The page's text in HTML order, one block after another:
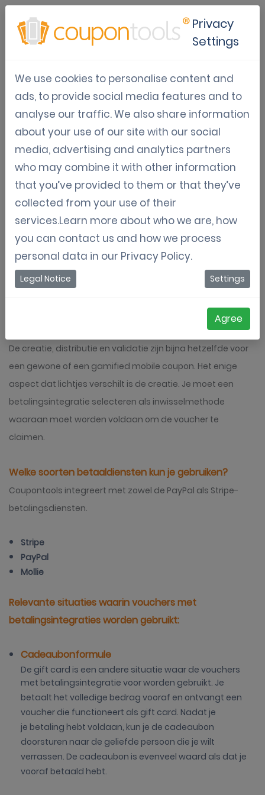
Vouchers met
betalingsintegratie
Digitale vouchers
Feb 03, 2020
Jordy Aengeveld
Vouchers met betalingsintegratie
Het Coupontools-platform maakt het mogelijk om
vouchers met betalingsintegratie te creëren en te
verspreiden. Het klinkt misschien een beetje vreemd op
voorhand, betalen voor een korting, maar het is allemaal
logisch op het einde. Lees meer over de functies en het
De creatie, distributie en validatie zijn bijna hetzelfde voor
een gewone of een gamified mobile coupon. Het enige
aspect dat lichtjes verschilt is de creatie. Je moet een
betalingsintegratie selecteren als inwisselmethode
waaraan moet worden voldaan om de voucher te
claimen.
Welke soorten betaaldiensten kun je gebruiken?
Coupontools integreert met zowel de PayPal als Stripe-
betalingsdiensten.
Stripe
PayPal
Mollie
Relevante situaties waarin vouchers met
betalingsintegraties worden gebruikt:
Cadeaubonformule
De gift card is een andere situatie waar de vouchers
met betalingsintegratie voor worden gebruikt. Je
betaalt het volledige bedrag vooraf en ontvangt een
voucher die functioneert als gift card. Nadat je
je betaling hebt voldaan, kun je de cadeaubon
doorsturen naar de geliefde persoon die je wilt
verrassen. De cadeaubon is evenveel waard als dat je
vooraf betaald hebt.
Privacy
Settings
We use cookies to personalise content and
ads, to provide social media features and to
analyse our traffic. We also share information
about your use of our site with our social
media, advertising and analytics partners
who may combine it with other information
that you’ve provided to them or that they’ve
collected from your use of their
services.Learn more about who we are, how
you can contact us and how we process
personal data in our Privacy Policy.
Legal Notice Settings
Agree